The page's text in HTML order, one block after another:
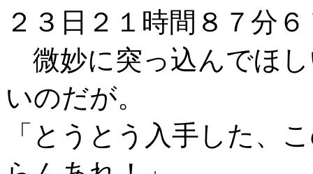
２３日２１時間８７分
微妙に突っ込んでほ
いのだが。
「とうとう入手した、